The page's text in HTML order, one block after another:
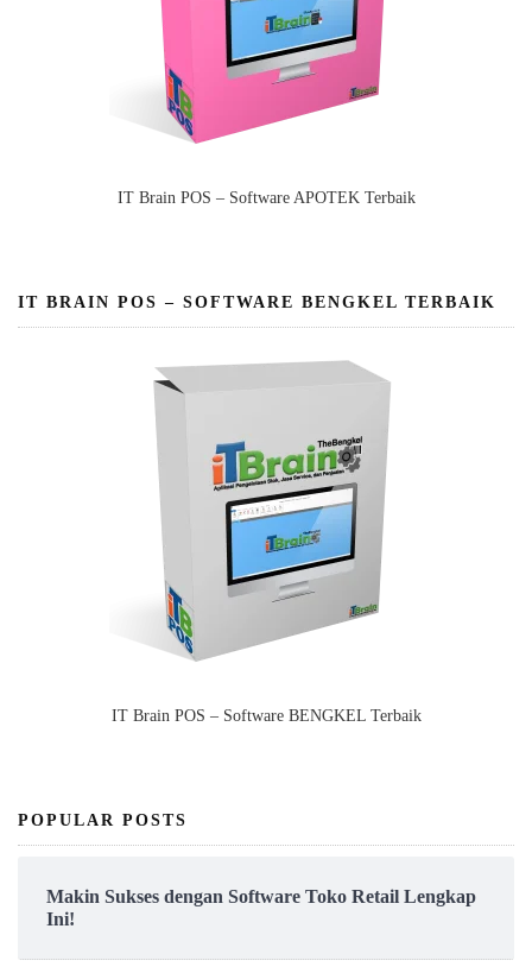
IT Brain POS – Software APOTEK Terbaik
IT BRAIN POS – SOFTWARE BENGKEL TERBAIK
IT Brain POS – Software BENGKEL Terbaik
POPULAR POSTS
Makin Sukses dengan Software Toko Retail Lengkap
Ini!